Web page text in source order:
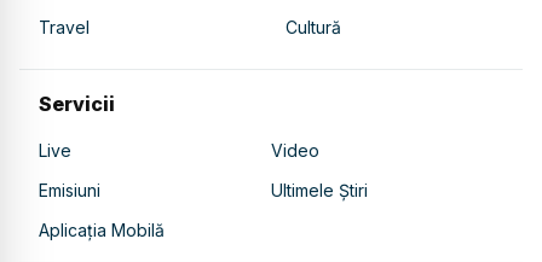
Travel
Cultură
Servicii
Live
Video
Emisiuni
Ultimele Știri
Aplicația Mobilă